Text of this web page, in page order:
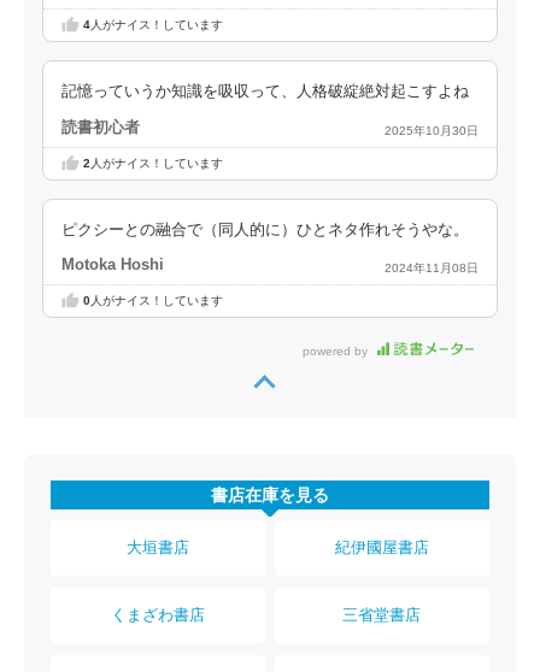
4人がナイス！しています
記憶っていうか知識を吸収って、人格破綻絶対起こすよね
読書初心者 2025年10月30日
2 人がナイス！しています
ピクシーとの融合で（同人的に）ひとネタ作れそうやな。
Motoka Hoshi 2024年11月08日
0人がナイス！しています
powered by
書店在庫を見る
大垣書店 紀伊國屋書店
くまざわ書店 三省堂書店